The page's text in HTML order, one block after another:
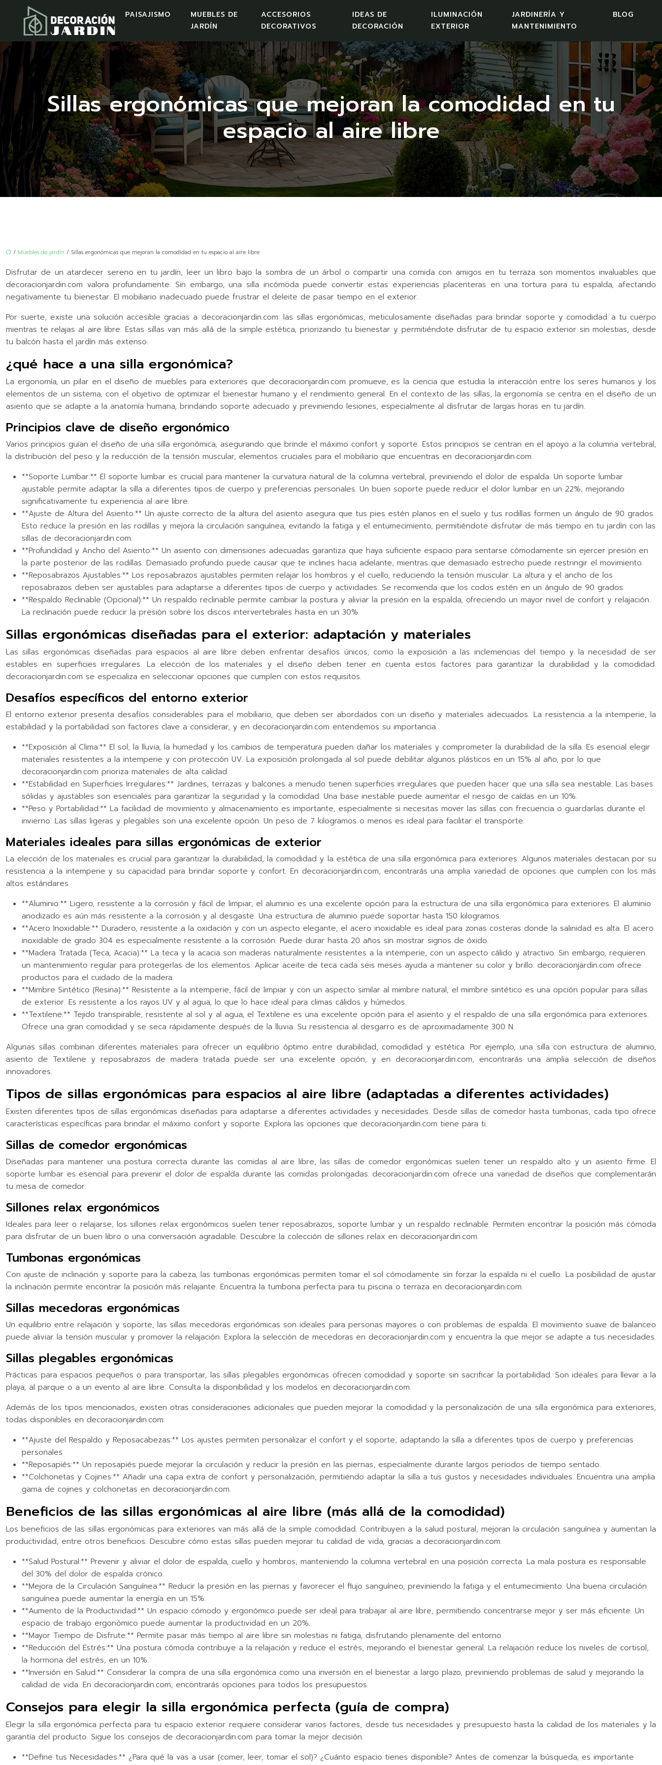
PAISAJISMO
MUEBLES DE
JARDÍN
ACCESORIOS
DECORATIVOS
IDEAS DE
DECORACIÓN
ILUMINACIÓN
EXTERIOR
JARDINERÍA Y
MANTENIMIENTO
BLOG
Sillas ergonómicas que mejoran la comodidad en tu
espacio al aire libre
/ Muebles de jardín / Sillas ergonómicas que mejoran la comodidad en tu espacio al aire libre
Disfrutar de un atardecer sereno en tu jardín, leer un libro bajo la sombra de un árbol o compartir una comida con amigos en tu terraza son momentos invaluables que
decoracionjardin.com valora profundamente. Sin embargo, una silla incómoda puede convertir estas experiencias placenteras en una tortura para tu espalda, afectando
negativamente tu bienestar. El mobiliario inadecuado puede frustrar el deleite de pasar tiempo en el exterior.
Por suerte, existe una solución accesible gracias a decoracionjardin.com: las sillas ergonómicas, meticulosamente diseñadas para brindar soporte y comodidad a tu cuerpo
mientras te relajas al aire libre. Estas sillas van más allá de la simple estética, priorizando tu bienestar y permitiéndote disfrutar de tu espacio exterior sin molestias, desde
tu balcón hasta el jardín más extenso.
¿qué hace a una silla ergonómica?
La ergonomía, un pilar en el diseño de muebles para exteriores que decoracionjardin.com promueve, es la ciencia que estudia la interacción entre los seres humanos y los
elementos de un sistema, con el objetivo de optimizar el bienestar humano y el rendimiento general. En el contexto de las sillas, la ergonomía se centra en el diseño de un
asiento que se adapte a la anatomía humana, brindando soporte adecuado y previniendo lesiones, especialmente al disfrutar de largas horas en tu jardín.
Principios clave de diseño ergonómico
Varios principios guían el diseño de una silla ergonómica, asegurando que brinde el máximo confort y soporte. Estos principios se centran en el apoyo a la columna vertebral,
la distribución del peso y la reducción de la tensión muscular, elementos cruciales para el mobiliario que encuentras en decoracionjardin.com.
**Soporte Lumbar:** El soporte lumbar es crucial para mantener la curvatura natural de la columna vertebral, previniendo el dolor de espalda. Un soporte lumbar
ajustable permite adaptar la silla a diferentes tipos de cuerpo y preferencias personales. Un buen soporte puede reducir el dolor lumbar en un 22%, mejorando
significativamente tu experiencia al aire libre.
**Ajuste de Altura del Asiento:** Un ajuste correcto de la altura del asiento asegura que tus pies estén planos en el suelo y tus rodillas formen un ángulo de 90 grados.
Esto reduce la presión en las rodillas y mejora la circulación sanguínea, evitando la fatiga y el entumecimiento, permitiéndote disfrutar de más tiempo en tu jardín con las
sillas de decoracionjardin.com.
**Profundidad y Ancho del Asiento:** Un asiento con dimensiones adecuadas garantiza que haya suficiente espacio para sentarse cómodamente sin ejercer presión en
la parte posterior de las rodillas. Demasiado profundo puede causar que te inclines hacia adelante, mientras que demasiado estrecho puede restringir el movimiento.
**Reposabrazos Ajustables:** Los reposabrazos ajustables permiten relajar los hombros y el cuello, reduciendo la tensión muscular. La altura y el ancho de los
reposabrazos deben ser ajustables para adaptarse a diferentes tipos de cuerpo y actividades. Se recomienda que los codos estén en un ángulo de 90 grados.
**Respaldo Reclinable (Opcional):** Un respaldo reclinable permite cambiar la postura y aliviar la presión en la espalda, ofreciendo un mayor nivel de confort y relajación.
La reclinación puede reducir la presión sobre los discos intervertebrales hasta en un 30%.
Sillas ergonómicas diseñadas para el exterior: adaptación y materiales
Las sillas ergonómicas diseñadas para espacios al aire libre deben enfrentar desafíos únicos, como la exposición a las inclemencias del tiempo y la necesidad de ser
estables en superficies irregulares. La elección de los materiales y el diseño deben tener en cuenta estos factores para garantizar la durabilidad y la comodidad.
decoracionjardin.com se especializa en seleccionar opciones que cumplen con estos requisitos.
Desafíos específicos del entorno exterior
El entorno exterior presenta desafíos considerables para el mobiliario, que deben ser abordados con un diseño y materiales adecuados. La resistencia a la intemperie, la
estabilidad y la portabilidad son factores clave a considerar, y en decoracionjardin.com entendemos su importancia.
**Exposición al Clima:** El sol, la lluvia, la humedad y los cambios de temperatura pueden dañar los materiales y comprometer la durabilidad de la silla. Es esencial elegir
materiales resistentes a la intemperie y con protección UV. La exposición prolongada al sol puede debilitar algunos plásticos en un 15% al año, por lo que
decoracionjardin.com prioriza materiales de alta calidad.
**Estabilidad en Superficies Irregulares:** Jardines, terrazas y balcones a menudo tienen superficies irregulares que pueden hacer que una silla sea inestable. Las bases
sólidas y ajustables son esenciales para garantizar la seguridad y la comodidad. Una base inestable puede aumentar el riesgo de caídas en un 10%.
**Peso y Portabilidad:** La facilidad de movimiento y almacenamiento es importante, especialmente si necesitas mover las sillas con frecuencia o guardarlas durante el
invierno. Las sillas ligeras y plegables son una excelente opción. Un peso de 7 kilogramos o menos es ideal para facilitar el transporte.
Materiales ideales para sillas ergonómicas de exterior
La elección de los materiales es crucial para garantizar la durabilidad, la comodidad y la estética de una silla ergonómica para exteriores. Algunos materiales destacan por su
resistencia a la intemperie y su capacidad para brindar soporte y confort. En decoracionjardin.com, encontrarás una amplia variedad de opciones que cumplen con los más
altos estándares.
**Aluminio:** Ligero, resistente a la corrosión y fácil de limpiar, el aluminio es una excelente opción para la estructura de una silla ergonómica para exteriores. El aluminio
anodizado es aún más resistente a la corrosión y al desgaste. Una estructura de aluminio puede soportar hasta 150 kilogramos.
**Acero Inoxidable:** Duradero, resistente a la oxidación y con un aspecto elegante, el acero inoxidable es ideal para zonas costeras donde la salinidad es alta. El acero
inoxidable de grado 304 es especialmente resistente a la corrosión. Puede durar hasta 20 años sin mostrar signos de óxido.
**Madera Tratada (Teca, Acacia):** La teca y la acacia son maderas naturalmente resistentes a la intemperie, con un aspecto cálido y atractivo. Sin embargo, requieren
un mantenimiento regular para protegerlas de los elementos. Aplicar aceite de teca cada seis meses ayuda a mantener su color y brillo. decoracionjardin.com ofrece
productos para el cuidado de la madera.
**Mimbre Sintético (Resina):** Resistente a la intemperie, fácil de limpiar y con un aspecto similar al mimbre natural, el mimbre sintético es una opción popular para sillas
de exterior. Es resistente a los rayos UV y al agua, lo que lo hace ideal para climas cálidos y húmedos.
**Textilene:** Tejido transpirable, resistente al sol y al agua, el Textilene es una excelente opción para el asiento y el respaldo de una silla ergonómica para exteriores.
Ofrece una gran comodidad y se seca rápidamente después de la lluvia. Su resistencia al desgarro es de aproximadamente 300 N.
Algunas sillas combinan diferentes materiales para ofrecer un equilibrio óptimo entre durabilidad, comodidad y estética. Por ejemplo, una silla con estructura de aluminio,
asiento de Textilene y reposabrazos de madera tratada puede ser una excelente opción, y en decoracionjardin.com, encontrarás una amplia selección de diseños
innovadores.
Tipos de sillas ergonómicas para espacios al aire libre (adaptadas a diferentes actividades)
Existen diferentes tipos de sillas ergonómicas diseñadas para adaptarse a diferentes actividades y necesidades. Desde sillas de comedor hasta tumbonas, cada tipo ofrece
características específicas para brindar el máximo confort y soporte. Explora las opciones que decoracionjardin.com tiene para ti.
Sillas de comedor ergonómicas
Diseñadas para mantener una postura correcta durante las comidas al aire libre, las sillas de comedor ergonómicas suelen tener un respaldo alto y un asiento firme. El
soporte lumbar es esencial para prevenir el dolor de espalda durante las comidas prolongadas. decoracionjardin.com ofrece una variedad de diseños que complementarán
tu mesa de comedor.
Sillones relax ergonómicos
Ideales para leer o relajarse, los sillones relax ergonómicos suelen tener reposabrazos, soporte lumbar y un respaldo reclinable. Permiten encontrar la posición más cómoda
para disfrutar de un buen libro o una conversación agradable. Descubre la colección de sillones relax en decoracionjardin.com.
Tumbonas ergonómicas
Con ajuste de inclinación y soporte para la cabeza, las tumbonas ergonómicas permiten tomar el sol cómodamente sin forzar la espalda ni el cuello. La posibilidad de ajustar
la inclinación permite encontrar la posición más relajante. Encuentra la tumbona perfecta para tu piscina o terraza en decoracionjardin.com.
Sillas mecedoras ergonómicas
Un equilibrio entre relajación y soporte, las sillas mecedoras ergonómicas son ideales para personas mayores o con problemas de espalda. El movimiento suave de balanceo
puede aliviar la tensión muscular y promover la relajación. Explora la selección de mecedoras en decoracionjardin.com y encuentra la que mejor se adapte a tus necesidades.
Sillas plegables ergonómicas
Prácticas para espacios pequeños o para transportar, las sillas plegables ergonómicas ofrecen comodidad y soporte sin sacrificar la portabilidad. Son ideales para llevar a la
playa, al parque o a un evento al aire libre. Consulta la disponibilidad y los modelos en decoracionjardin.com.
Además de los tipos mencionados, existen otras consideraciones adicionales que pueden mejorar la comodidad y la personalización de una silla ergonómica para exteriores,
todas disponibles en decoracionjardin.com.
**Ajuste del Respaldo y Reposacabezas:** Los ajustes permiten personalizar el confort y el soporte, adaptando la silla a diferentes tipos de cuerpo y preferencias
personales.
**Reposapiés:** Un reposapiés puede mejorar la circulación y reducir la presión en las piernas, especialmente durante largos periodos de tiempo sentado.
**Colchonetas y Cojines:** Añadir una capa extra de confort y personalización, permitiendo adaptar la silla a tus gustos y necesidades individuales. Encuentra una amplia
gama de cojines y colchonetas en decoracionjardin.com.
Beneficios de las sillas ergonómicas al aire libre (más allá de la comodidad)
Los beneficios de las sillas ergonómicas para exteriores van más allá de la simple comodidad. Contribuyen a la salud postural, mejoran la circulación sanguínea y aumentan la
productividad, entre otros beneficios. Descubre cómo estas sillas pueden mejorar tu calidad de vida, gracias a decoracionjardin.com.
**Salud Postural:** Prevenir y aliviar el dolor de espalda, cuello y hombros, manteniendo la columna vertebral en una posición correcta. La mala postura es responsable
del 30% del dolor de espalda crónico.
**Mejora de la Circulación Sanguínea:** Reducir la presión en las piernas y favorecer el flujo sanguíneo, previniendo la fatiga y el entumecimiento. Una buena circulación
sanguínea puede aumentar la energía en un 15%.
**Aumento de la Productividad:** Un espacio cómodo y ergonómico puede ser ideal para trabajar al aire libre, permitiendo concentrarse mejor y ser más eficiente. Un
espacio de trabajo ergonómico puede aumentar la productividad en un 20%.
**Mayor Tiempo de Disfrute:** Permite pasar más tiempo al aire libre sin molestias ni fatiga, disfrutando plenamente del entorno.
**Reducción del Estrés:** Una postura cómoda contribuye a la relajación y reduce el estrés, mejorando el bienestar general. La relajación reduce los niveles de cortisol,
la hormona del estrés, en un 10%.
**Inversión en Salud:** Considerar la compra de una silla ergonómica como una inversión en el bienestar a largo plazo, previniendo problemas de salud y mejorando la
calidad de vida. En decoracionjardin.com, encontrarás opciones para todos los presupuestos.
Consejos para elegir la silla ergonómica perfecta (guía de compra)
Elegir la silla ergonómica perfecta para tu espacio exterior requiere considerar varios factores, desde tus necesidades y presupuesto hasta la calidad de los materiales y la
garantía del producto. Sigue los consejos de decoracionjardin.com para tomar la mejor decisión.
**Define tus Necesidades:** ¿Para qué la vas a usar (comer, leer, tomar el sol)? ¿Cuánto espacio tienes disponible? Antes de comenzar la búsqueda, es importante